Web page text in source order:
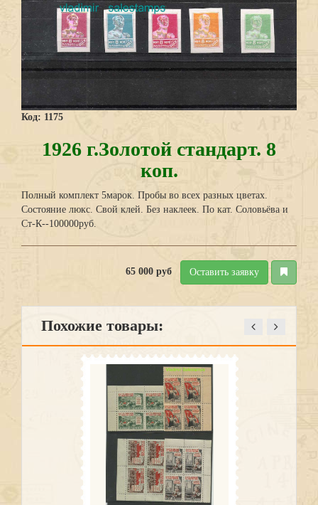
Код: 1175
1926 г.Золотой стандарт. 8
коп.
Полный комплект 5марок. Пробы во всех разных цветах.
Состояние люкс. Свой клей. Без наклеек. По кат. Соловьёва и
Ст-К--100000руб.
65 000 руб Оставить заявку
Похожие товары: